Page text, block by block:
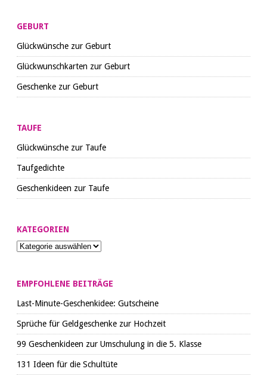
GEBURT
Glückwünsche zur Geburt
Glückwunschkarten zur Geburt
Geschenke zur Geburt
TAUFE
Glückwünsche zur Taufe
Taufgedichte
Geschenkideen zur Taufe
KATEGORIEN
EMPFOHLENE BEITRÄGE
Last-Minute-Geschenkidee: Gutscheine
Sprüche für Geldgeschenke zur Hochzeit
99 Geschenkideen zur Umschulung in die 5. Klasse
131 Ideen für die Schultüte